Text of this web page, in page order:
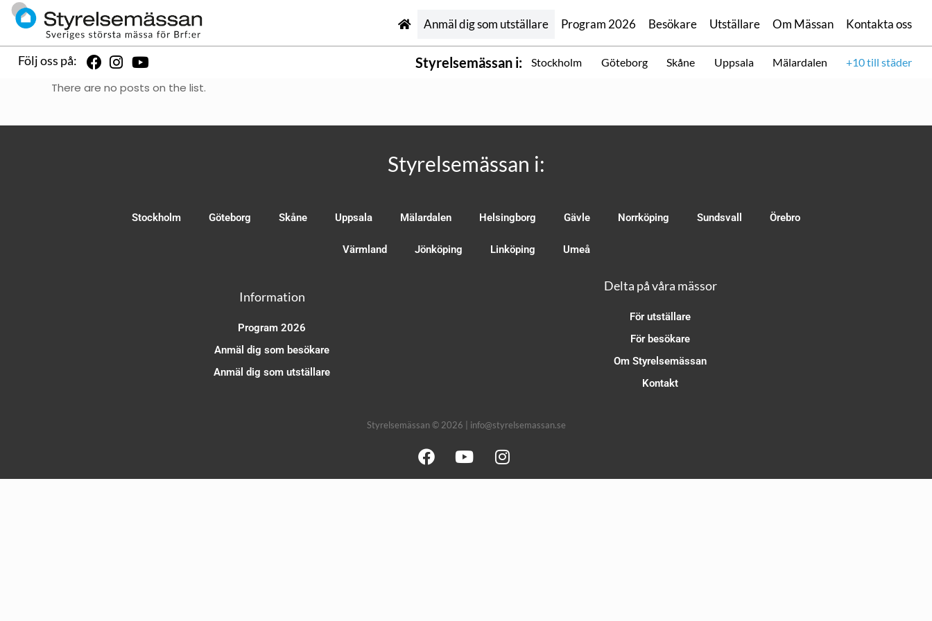
Anmäl dig som utställare Program 2026 Besökare Utställare Om Mässan Kontakta oss
Följ oss på: Styrelsemässan i: Stockholm Göteborg Skåne Uppsala Mälardalen +10 till städer
There are no posts on the list.
Styrelsemässan i:
Stockholm Göteborg Skåne Uppsala Mälardalen Helsingborg Gävle Norrköping Sundsvall Örebro
Värmland Jönköping Linköping Umeå
Information
Program 2026
Anmäl dig som besökare
Anmäl dig som utställare
Delta på våra mässor
För utställare
För besökare
Om Styrelsemässan
Kontakt
Styrelsemässan © 2026 | info@styrelsemassan.se